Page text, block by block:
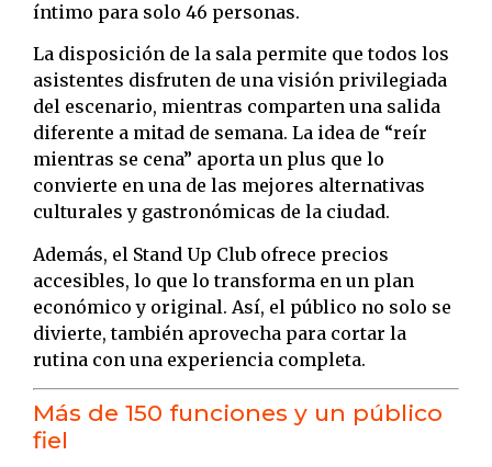
íntimo para solo 46 personas.
La disposición de la sala permite que todos los
asistentes disfruten de una visión privilegiada
del escenario, mientras comparten una salida
diferente a mitad de semana. La idea de “reír
mientras se cena” aporta un plus que lo
convierte en una de las mejores alternativas
culturales y gastronómicas de la ciudad.
Además, el Stand Up Club ofrece precios
accesibles, lo que lo transforma en un plan
económico y original. Así, el público no solo se
divierte, también aprovecha para cortar la
rutina con una experiencia completa.
Más de 150 funciones y un público
fiel